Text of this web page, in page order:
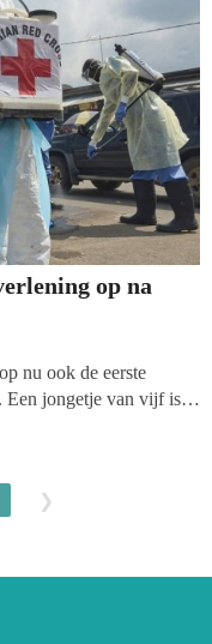
op na
nu ook de eerste
Een jongetje van vijf is al